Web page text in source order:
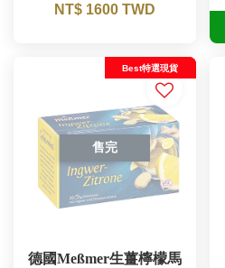
NT$ 1600 TWD
售完
Best特選現貨
德國Meßmer生薑檸檬馬